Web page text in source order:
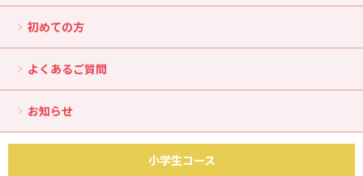
初めての方
よくあるご質問
お知らせ
小学生コース